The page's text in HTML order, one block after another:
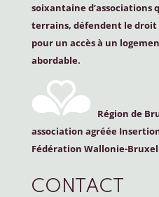
soixantaine d’associations
terrains, défendent le
pour un accès à un
abordable.
Région de
association agréée
Fédération Wallonie-
CONTACT